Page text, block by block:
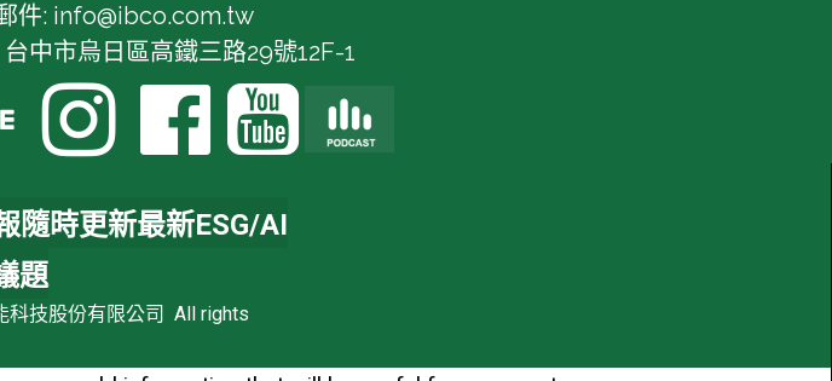
件: info@ibco.com.tw
中市烏日區高鐵三路29號12F-1
  
隨時更新最新ESG/AI
題
科技股份有限公司 All rights